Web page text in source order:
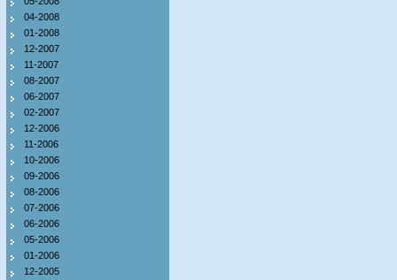
04-2008
01-2008
12-2007
11-2007
08-2007
06-2007
02-2007
12-2006
11-2006
10-2006
09-2006
08-2006
07-2006
06-2006
05-2006
01-2006
12-2005